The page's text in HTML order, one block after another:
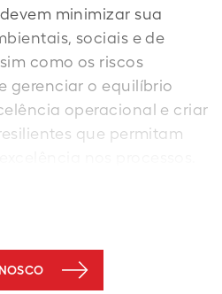
minimizar sua
sociais e de
como os riscos
gerenciar o equilíbrio
operacional e criar
que permitam